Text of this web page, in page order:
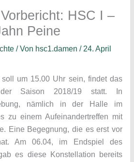
HSC I –
Peine
/ Von hsc1.damen /24. April
um 15.00 Uhr sein, findet das
Saison 2018/19 statt. In
nämlich in der Halle im
zu einem Aufeinandertreffen mit
Eine Begegnung, die es erst vor
Am 06.04, im Endspiel des
es diese Konstellation bereits